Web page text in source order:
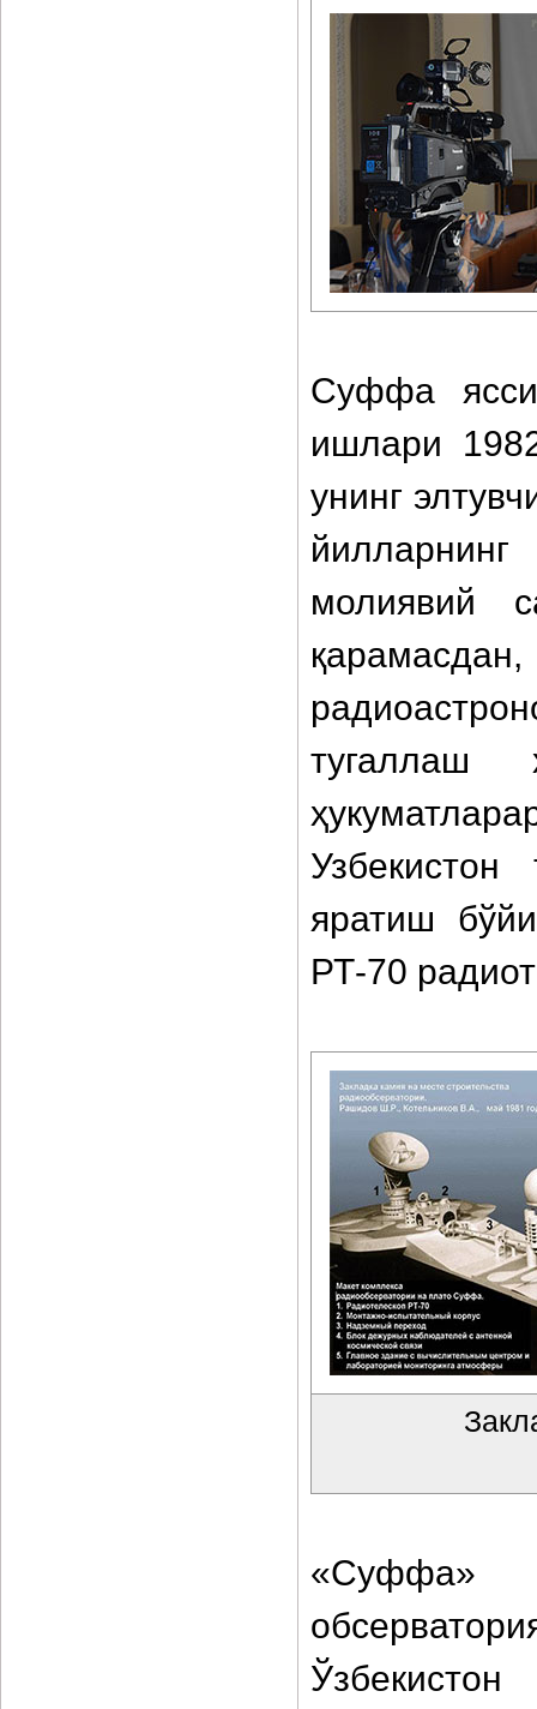
Суффа
ишлари
унинг
молиявий
тугаллаш
яратиш
РТ-70
«Суффа»